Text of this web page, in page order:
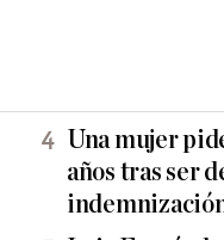
Una mujer
años tras ser